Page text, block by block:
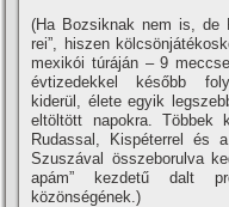
(Ha Bozsiknak nem is, de
rei”, hiszen
mexi­kói túráján – 9
évtize­dekkel később
kiderül, éle­te egyik
eltöltött napokra. Többek
Rudassal, Kispéterrel és
Szuszával összeborulva
apám” kezdetű dalt
közönségének.)